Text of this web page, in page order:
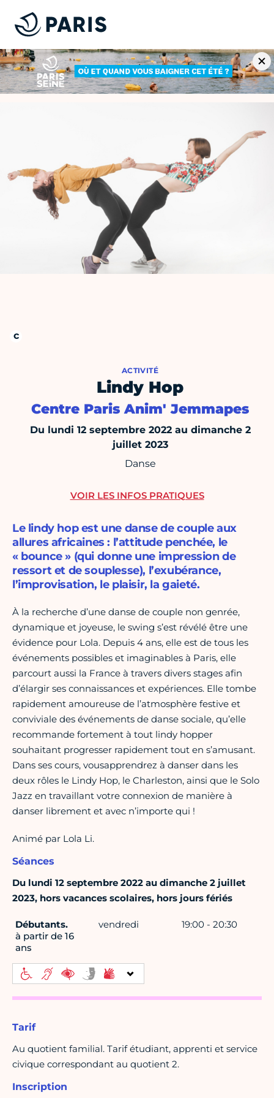
ACTIVITÉ
Lindy Hop
Centre Paris Anim' Jemmapes
Du lundi 12 septembre 2022 au dimanche 2
juillet 2023
Danse
Le lindy hop est une danse de couple aux
allures africaines : l’attitude penchée, le
« bounce » (qui donne une impression de
ressort et de souplesse), l’exubérance,
l’improvisation, le plaisir, la gaieté.
À la recherche d’une danse de couple non genrée,
dynamique et joyeuse, le swing s’est révélé être une
évidence pour Lola. Depuis 4 ans, elle est de tous les
événements possibles et imaginables à Paris, elle
parcourt aussi la France à travers divers stages afin
d’élargir ses connaissances et expériences. Elle tombe
rapidement amoureuse de l’atmosphère festive et
conviviale des événements de danse sociale, qu’elle
recommande fortement à tout lindy hopper
souhaitant progresser rapidement tout en s’amusant.
Dans ses cours, vousapprendrez à danser dans les
deux rôles le Lindy Hop, le Charleston, ainsi que le Solo
Jazz en travaillant votre connexion de manière à
danser librement et avec n’importe qui !
Animé par Lola Li.
Séances
Du lundi 12 septembre 2022 au dimanche 2 juillet
2023, hors vacances scolaires, hors jours fériés
Débutants.
à partir de 16
ans
vendredi 19:00 - 20:30
Tarif
Au quotient familial. Tarif étudiant, apprenti et service
civique correspondant au quotient 2.
Inscription
VOIR LES INFOS PRATIQUES